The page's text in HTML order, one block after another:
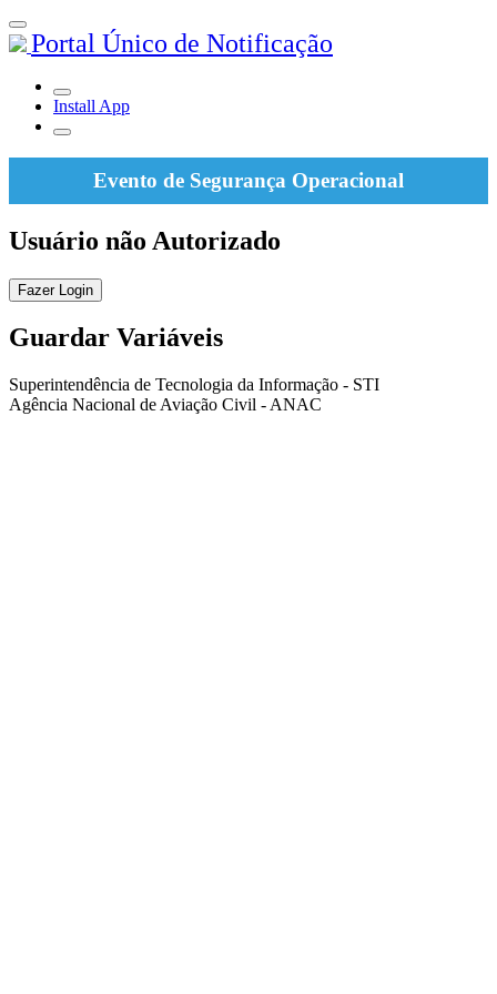
Portal Único de Notificação
Install App
Evento de Segurança Operacional
Usuário não Autorizado
Fazer Login
Guardar Variáveis
Superintendência de Tecnologia da Informação - STI
Agência Nacional de Aviação Civil - ANAC